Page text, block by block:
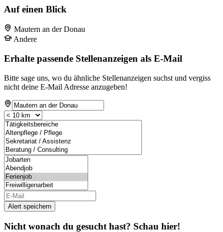
Auf einen Blick
Mautern an der Donau
Andere
Erhalte passende Stellenanzeigen als E-Mail
Bitte sage uns, wo du ähnliche Stellenanzeigen suchst und vergiss
nicht deine E-Mail Adresse anzugeben!
Alert speichern
Nicht wonach du gesucht hast? Schau hier!